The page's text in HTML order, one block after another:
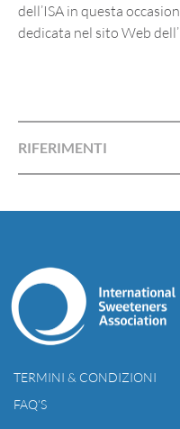
dell’ISA in questa
dedicata nel sito Web
RIFERIMENTI
TERMINI & CONDIZIONI
FAQ’S